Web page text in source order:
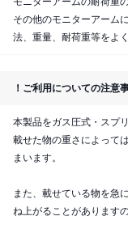
その他のモニターアーム
法、重量、耐荷重等をよ
！ご利用についての注意
本製品をガス圧式・スプ
載せた物の重さによって
まいます。
また、載せている物を急
ね上がることがあります